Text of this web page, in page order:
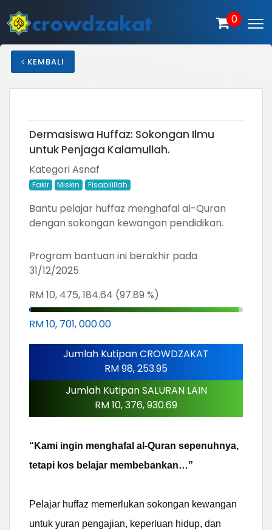
0
KEMBALI
Dermasiswa Huffaz: Sokongan Ilmu
untuk Penjaga Kalamullah.
Kategori Asnaf
Fakir Miskin Fisabilillah
Bantu pelajar huffaz menghafal al-Quran
dengan sokongan kewangan pendidikan.
Program bantuan ini berakhir pada
31/12/2025
RM 10, 475, 184.64 (97.89 %)
RM 10, 701, 000.00
Jumlah Kutipan CROWDZAKAT
RM 98, 253.95
Jumlah Kutipan SALURAN LAIN
RM 10, 376, 930.69
“Kami ingin menghafal al-Quran sepenuhnya,
tetapi kos belajar membebankan…”
Pelajar huffaz memerlukan sokongan kewangan
untuk yuran pengajian, keperluan hidup, dan